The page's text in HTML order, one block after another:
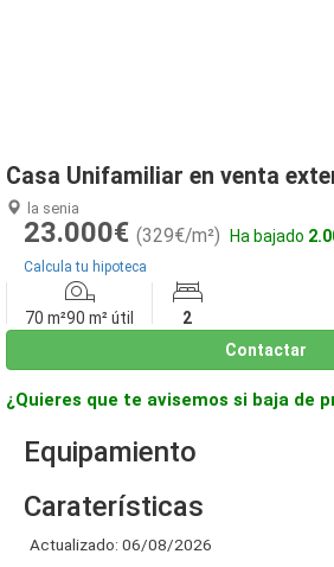
Casa Unifamiliar en venta
la senia
23.000€ (329€/m²) Ha bajado
Calcula tu hipoteca
70 m²90 m² útil
2
Contactar
¿Quieres que te avisemos si baja de
Equipamiento
Caraterísticas
Actualizado: 06/08/2026